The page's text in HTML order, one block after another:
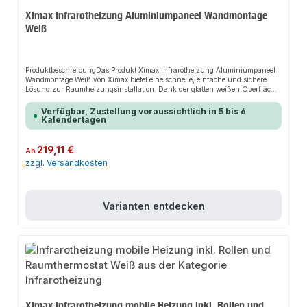
Ximax Infrarotheizung Aluminiumpaneel Wandmontage
Weiß
ProduktbeschreibungDas Produkt Ximax Infrarotheizung Aluminiumpaneel
Wandmontage Weiß von Ximax bietet eine schnelle, einfache und sichere
Lösung zur Raumheizungsinstallation. Dank der glatten weißen Oberfläche
sich flexibel an verschiedene Wohnbereiche an. Das robuste Design und die
einfache Montage machen dieses Produkt zu einer zuverlässigen Wahl für
jede Installation. Die Montageprofile auf der Rückseite ermöglichen eine
BauweiseEinfache MontageWeiße
AluminiumoberflächeAnwendungsbereicheWohnräumeBürosSchlafzimmerP
roduktdatenMaterial: AluminiumFarbe: WeißAnschluss: SteckdoseIn
Verfügbar, Zustellung voraussichtlich in 5 bis 6
Kalendertagen
Regulärer Preis:
Ab 219,11 €
zzgl. Versandkosten
Varianten entdecken